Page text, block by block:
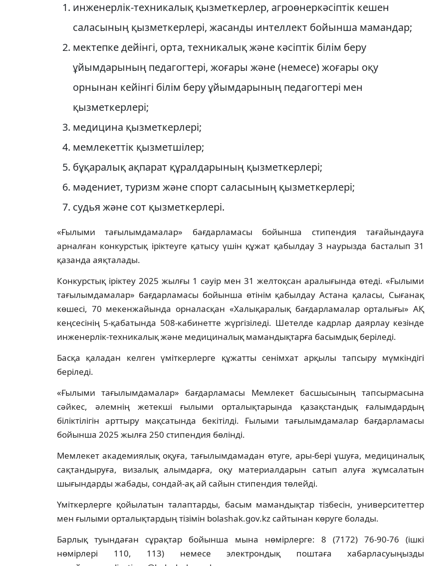
инженерлік-техникалық қызметкерлер, агроөнеркәсіптік кешен
саласының қызметкерлері, жасанды интеллект бойынша мамандар;
мектепке дейінгі, орта, техникалық және кәсіптік білім беру
ұйымдарының педагогтері, жоғары және (немесе) жоғары оқу
орнынан кейінгі білім беру ұйымдарының педагогтері мен
қызметкерлері;
медицина қызметкерлері;
мемлекеттік қызметшілер;
бұқаралық ақпарат құралдарының қызметкерлері;
мәдениет, туризм және спорт саласының қызметкерлері;
судья және сот қызметкерлері.
«Ғылыми тағылымдамалар» бағдарламасы бойынша стипендия тағайындауға
арналған конкурстық іріктеуге қатысу үшін құжат қабылдау 3 наурызда басталып 31
қазанда аяқталады.
Конкурстық іріктеу 2025 жылғы 1 сәуір мен 31 желтоқсан аралығында өтеді. «Ғылыми
тағылымдамалар» бағдарламасы бойынша өтінім қабылдау Астана қаласы, Сығанақ
көшесі, 70 мекенжайында орналасқан «Халықаралық бағдарламалар орталығы» АҚ
кеңсесінің 5-қабатында 508-кабинетте жүргізіледі. Шетелде кадрлар даярлау кезінде
инженерлік-техникалық және медициналық мамандықтарға басымдық беріледі.
Басқа қаладан келген үміткерлерге құжатты сенімхат арқылы тапсыру мүмкіндігі
беріледі.
«Ғылыми тағылымдамалар» бағдарламасы Мемлекет басшысының тапсырмасына
сәйкес, әлемнің жетекші ғылыми орталықтарында қазақстандық ғалымдардың
біліктілігін арттыру мақсатында бекітілді. Ғылыми тағылымдамалар бағдарламасы
бойынша 2025 жылға 250 стипендия бөлінді.
Мемлекет академиялық оқуға, тағылымдамадан өтуге, ары-бері ұшуға, медициналық
сақтандыруға, визалық алымдарға, оқу материалдарын сатып алуға жұмсалатын
шығындарды жабады, сондай-ақ ай сайын стипендия төлейді.
Үміткерлерге қойылатын талаптарды, басым мамандықтар тізбесін, университеттер
мен ғылыми орталықтардың тізімін bolashak.gov.kz сайтынан көруге болады.
Барлық туындаған сұрақтар бойынша мына нөмірлерге: 8 (7172) 76-90-76 (ішкі
нөмірлері 110, 113) немесе электрондық поштаға хабарласуыңызды